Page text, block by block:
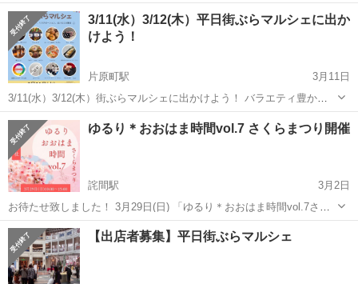
家族でenjoy！親子で笑顔になれるコミュニケーションの場♪ 暖かい陽
気に誘われて、家族みんなでお出かけしませんか。 目玉はこども縁
日！射的やわなげに金...
香川 高松市 円座駅 地域/お祭り こども
3/11(水）3/12(木）平日街ぶらマルシェに出か
けよう！
片原町駅
3月11日
3/11(水）3/12(木）街ぶらマルシェに出かけよう！ バラエティ豊かな
お弁当や魚介のお惣菜、グルテンフリー&プラントベースの米粉おから
マフィンなどの焼き菓子、美味しいグルメがいっぱい♪ お昼のランチ
やおやつは街ぶらし...
香川 高松市 片原町駅 地域/お祭り マルシェ
ゆるり＊おおはま時間vol.7 さくらまつり開催
詫間駅
3月2日
お待たせ致しました！ 3月29日(日) 「ゆるり＊おおはま時間vol.7さく
らまつり」開催します🎶 ❁.｡.:*:.｡.✽.｡.:*:.｡.❁.｡.: 日時＊3月29日
(日)10時〜15時 会場＊船越八幡神社境内 ...
香川 三豊市 詫間駅 地域/お祭り まつり
【出店者募集】平日街ぶらマルシェ